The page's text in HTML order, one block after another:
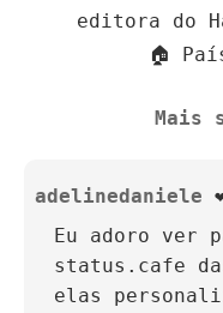
editora do
🏠
Mais
adelinedaniele
Eu adoro ver
status.cafe
elas